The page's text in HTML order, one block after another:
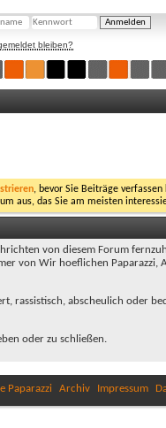
bleiben?
, bevor Sie Beiträge
aus, das Sie am meisten
von diesem Forum
von Wir hoeflichen Paparazzi,
rassistisch, abscheulich oder
oder zu schließen.
Paparazzi Archiv Impressum